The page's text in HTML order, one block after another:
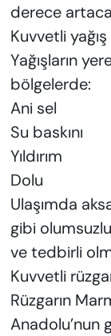
derece
Kuvvetli yağış
Yağışların
bölgelerde:
Ani sel
Su baskını
Yıldırım
Dolu
Ulaşımda
gibi
ve tedbirli
Kuvvetli
Rüzgarın
Anadolu’nun